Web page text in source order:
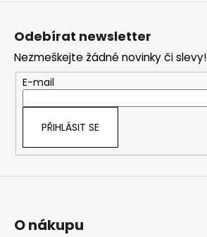
Z
Odebírat newsletter
Nezmeškejte žádné novinky či slevy!
E-mail
PŘIHLÁSIT SE
O nákupu